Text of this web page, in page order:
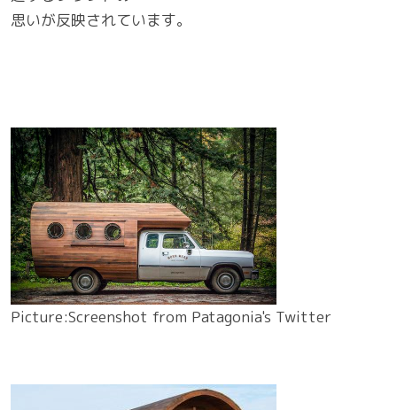
思いが反映されています。
Picture:Screenshot from Patagonia's Twitter